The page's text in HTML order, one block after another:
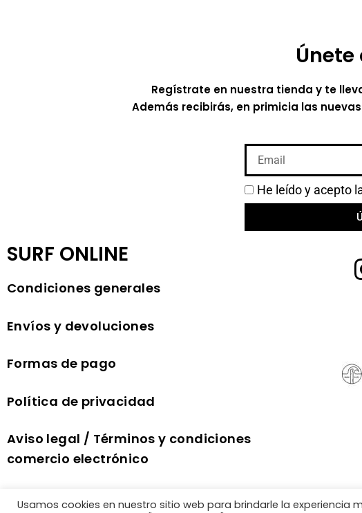
Únete
Regístrate en nuestra tienda y te
Además recibirás, en primicia las
He leído y acepto
SURF ONLINE
Condiciones generales
Envíos y devoluciones
Formas de pago
Política de privacidad
Aviso legal / Términos y condiciones
comercio electrónico
Política de cookies
Usamos cookies en nuestro sitio web para brindarle la experiencia